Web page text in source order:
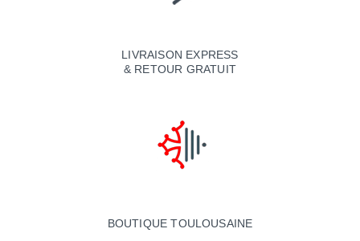
LIVRAISON EXPRESS
& RETOUR GRATUIT
BOUTIQUE TOULOUSAINE